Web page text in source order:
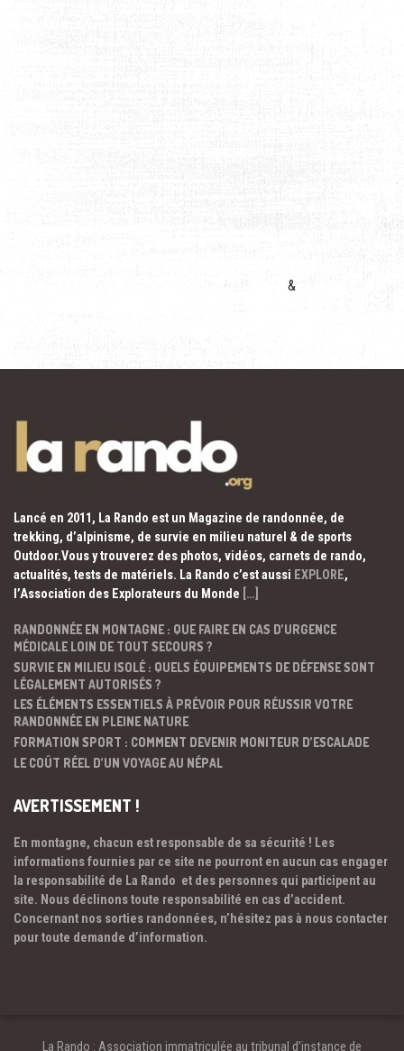
&
Lancé en 2011, La Rando est un Magazine de randonnée, de
trekking, d’alpinisme, de survie en milieu naturel & de sports
Outdoor.Vous y trouverez des photos, vidéos, carnets de rando,
actualités, tests de matériels. La Rando c’est aussi EXPLORE,
l’Association des Explorateurs du Monde […]
RANDONNÉE EN MONTAGNE : QUE FAIRE EN CAS D’URGENCE
MÉDICALE LOIN DE TOUT SECOURS ?
SURVIE EN MILIEU ISOLÉ : QUELS ÉQUIPEMENTS DE DÉFENSE SONT
LÉGALEMENT AUTORISÉS ?
LES ÉLÉMENTS ESSENTIELS À PRÉVOIR POUR RÉUSSIR VOTRE
RANDONNÉE EN PLEINE NATURE
FORMATION SPORT : COMMENT DEVENIR MONITEUR D’ESCALADE
LE COÛT RÉEL D’UN VOYAGE AU NÉPAL
AVERTISSEMENT !
En montagne, chacun est responsable de sa sécurité ! Les
informations fournies par ce site ne pourront en aucun cas engager
la responsabilité de La Rando et des personnes qui participent au
site. Nous déclinons toute responsabilité en cas d’accident.
Concernant nos sorties randonnées, n’hésitez pas à nous contacter
pour toute demande d’information.
La Rando : Association immatriculée au tribunal d’instance de